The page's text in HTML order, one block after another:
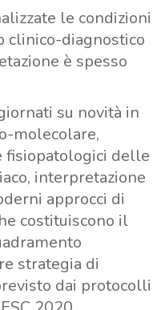
le condizioni
clinico-diagnostico
è spesso
su novità in
molecolare,
fisiopatologici delle
interpretazione
approcci di
costituiscono il
strategia di
dai protocolli